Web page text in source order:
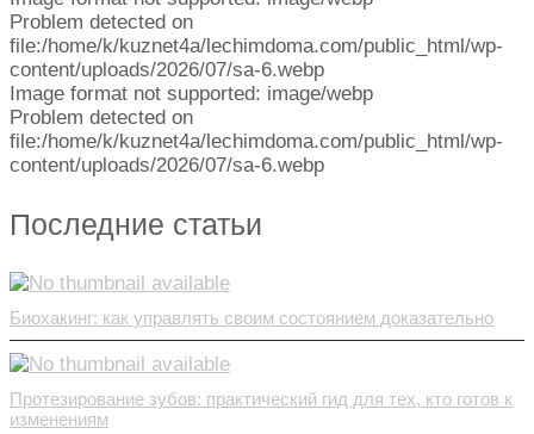
Problem detected on
file:/home/k/kuznet4a/lechimdoma.com/public_html/wp-
content/uploads/2026/07/sa-6.webp
Image format not supported: image/webp
Problem detected on
file:/home/k/kuznet4a/lechimdoma.com/public_html/wp-
content/uploads/2026/07/sa-6.webp
Последние статьи
Биохакинг: как управлять своим состоянием доказательно
Протезирование зубов: практический гид для тех, кто готов к
изменениям